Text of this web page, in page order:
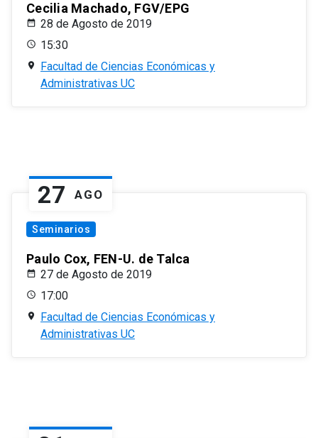
Cecilia Machado, FGV/EPG
28 de Agosto de 2019
15:30
Facultad de Ciencias Económicas y
Administrativas UC
27 AGO
Seminarios
Paulo Cox, FEN-U. de Talca
27 de Agosto de 2019
17:00
Facultad de Ciencias Económicas y
Administrativas UC